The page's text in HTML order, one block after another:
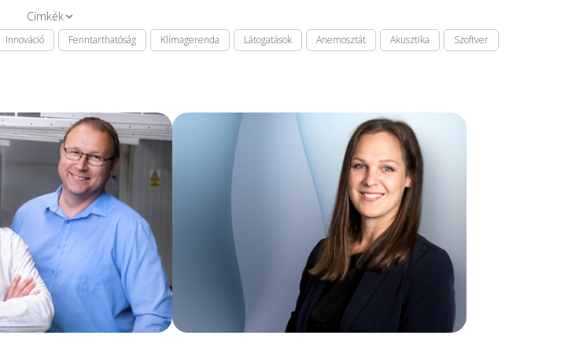
Címkék
Innováció Fenntarthatóság Klímagerenda Látogatások Anemosztát Akusztika
Szoftver